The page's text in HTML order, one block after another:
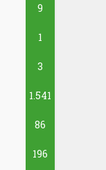
9
1
3
1.541
86
196